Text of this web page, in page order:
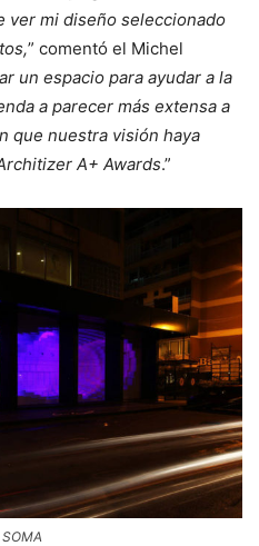
ver mi diseño seleccionado
” comentó el Michel
un espacio para ayudar a la
a parecer más extensa a
que nuestra visión haya
A+ Awards.”